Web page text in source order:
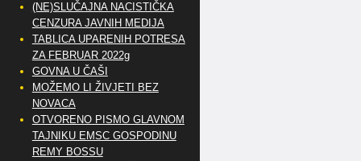
(NE)SLUČAJNA NACISTIČKA
CENZURA JAVNIH MEDIJA
TABLICA UPARENIH POTRESA
ZA FEBRUAR 2022g
GOVNA U ČAŠI
MOŽEMO LI ŽIVJETI BEZ
NOVACA
OTVORENO PISMO GLAVNOM
TAJNIKU EMSC GOSPODINU
REMY BOSSU